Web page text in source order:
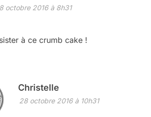
octobre 2016 à 8h31
à ce crumb cake !
Christelle
28 octobre 2016 à 10h31